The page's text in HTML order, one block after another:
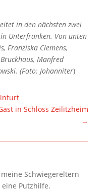
in den nächsten zwei
Unterfranken. Von unten
Franziska Clemens,
Manfred
(Foto: Johanniter)
in Schloss Zeilitzheim
→
Schwiegereltern
eine Putzhilfe.